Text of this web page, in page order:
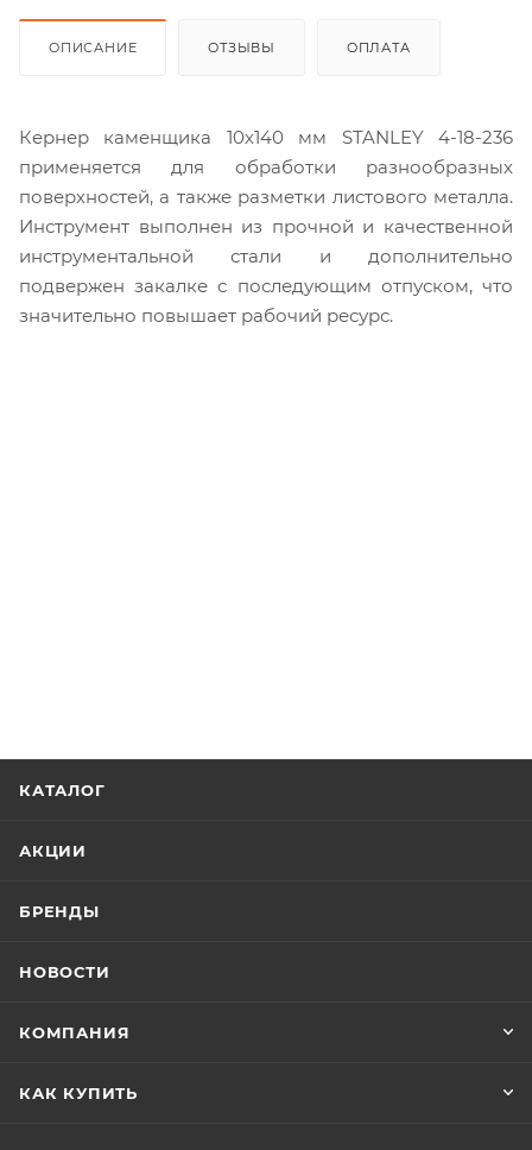
ОПИСАНИЕ ОТЗЫВЫ ОПЛАТА
Кернер каменщика 10х140 мм STANLEY 4-18-236
применяется для обработки разнообразных
поверхностей, а также разметки листового металла.
Инструмент выполнен из прочной и качественной
инструментальной стали и дополнительно
подвержен закалке с последующим отпуском, что
значительно повышает рабочий ресурс.
КАТАЛОГ
АКЦИИ
БРЕНДЫ
НОВОСТИ
КОМПАНИЯ
КАК КУПИТЬ